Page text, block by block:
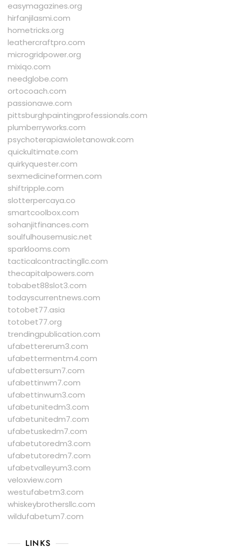
easymagazines.org
hirfanjilasmi.com
hometricks.org
leathercraftpro.com
microgridpower.org
mixiqo.com
needglobe.com
ortocoach.com
passionawe.com
pittsburghpaintingprofessionals.com
plumberryworks.com
psychoterapiawioletanowak.com
quickultimate.com
quirkyquester.com
sexmedicineformen.com
shiftripple.com
slotterpercaya.co
smartcoolbox.com
sohanjitfinances.com
soulfulhousemusic.net
sparklooms.com
tacticalcontractingllc.com
thecapitalpowers.com
tobabet88slot3.com
todayscurrentnews.com
totobet77.asia
totobet77.org
trendingpublication.com
ufabettererum3.com
ufabettermentm4.com
ufabettersum7.com
ufabettinwm7.com
ufabettinwum3.com
ufabetunitedm3.com
ufabetunitedm7.com
ufabetuskedm7.com
ufabetutoredm3.com
ufabetutoredm7.com
ufabetvalleyum3.com
veloxview.com
westufabetm3.com
whiskeybrothersllc.com
wildufabetum7.com
LINKS